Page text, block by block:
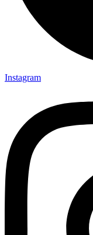
Instagram